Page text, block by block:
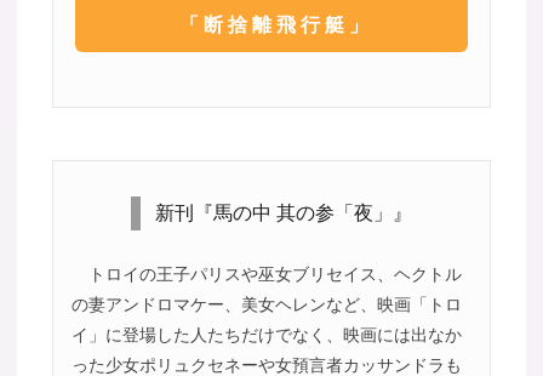
「断捨離飛行艇」
新刊『馬の中 其の参「夜」』
トロイの王子パリスや巫女ブリセイス、ヘクトル
の妻アンドロマケー、美女ヘレンなど、映画「トロ
イ」に登場した人たちだけでなく、映画には出なか
った少女ポリュクセネーや女預言者カッサンドラも